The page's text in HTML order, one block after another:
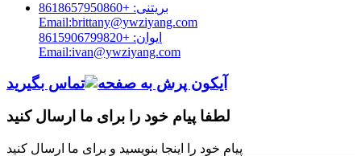
بریتنی: +8618657950860
Email:brittany@ywziyang.com
ایوان: +8615906799820
Email:ivan@ywziyang.com
تماس بگیرید
لطفا پیام خود را برای ما ارسال کنید
پیام خود را اینجا بنویسید و برای ما ارسال کنید